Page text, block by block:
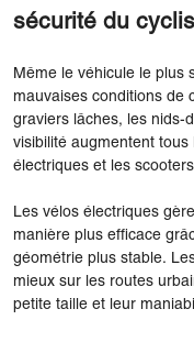
sécurité du
Même le véhicule le plus
mauvaises conditions de
graviers lâches, les nids-
visibilité augmentent
électriques et les
Les vélos électriques
manière plus efficace
géométrie plus stable.
mieux sur les routes
petite taille et leur